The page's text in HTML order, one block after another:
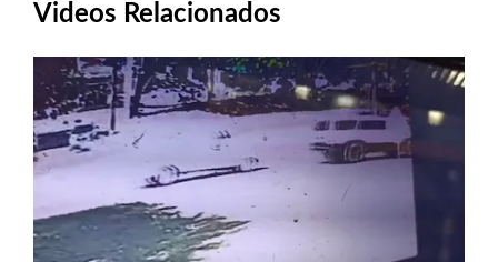
Videos Relacionados